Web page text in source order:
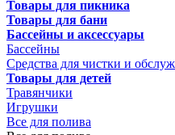
Товары для пикника
Товары для бани
Бассейны и аксессуары
Бассейны
Средства для чистки и
Товары для детей
Травянчики
Игрушки
Все для полива